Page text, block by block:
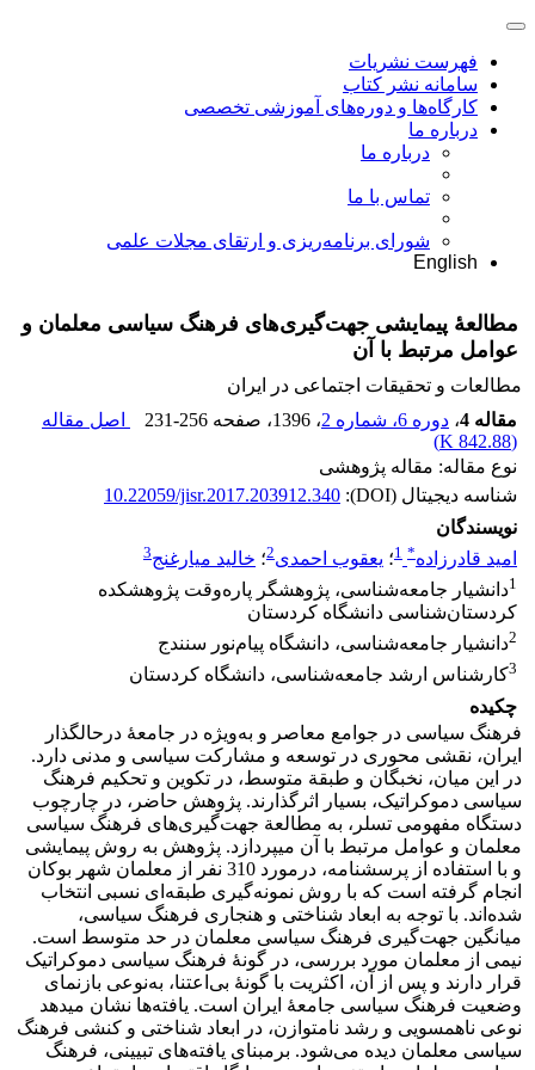
فهرست نشریات
سامانه نشر کتاب
کارگاه‌ها و دوره‌های آموزشی تخصصی
درباره ما
درباره ما
تماس با ما
شورای برنامه‌ریزی و ارتقای مجلات علمی
English
مطالعۀ پیمایشی جهت‌گیری‌های فرهنگ سیاسی معلمان و
عوامل مرتبط با آن
مطالعات و تحقیقات اجتماعی در ایران
مقاله 4
، دوره 6، شماره 2 ، 1396 ، صفحه 231-256
اصل مقاله
(
842.88 K
)
نوع مقاله: مقاله پژوهشی
شناسه دیجیتال (DOI):
10.22059/jisr.2017.203912.340
نویسندگان
امید قادرزاده*
1؛ یعقوب احمدی2؛ خالید میارغنج3
1دانشیار جامعه‌شناسی، پژوهشگر پاره‌وقت پژوهشکده
کردستان‌شناسی دانشگاه کردستان
2دانشیار جامعه‌شناسی، دانشگاه پیام‌نور سنندج
3کارشناس ارشد جامعه‌شناسی، دانشگاه کردستان
چکیده
فرهنگ سیاسی در جوامع معاصر و به‌ویژه در جامعۀ درحال­گذار
ایران، نقشی محوری در توسعه و مشارکت سیاسی و مدنی دارد.
در این میان، نخبگان و طبقة متوسط، در تکوین و تحکیم فرهنگ
سیاسی دموکراتیک، بسیار اثرگذارند. پژوهش حاضر، در چارچوب
دستگاه مفهومی تسلر، به مطالعة جهت‌گیری‌های فرهنگ سیاسی
معلمان و عوامل مرتبط با آن می­پردازد. پژوهش به روش پیمایشی
و با استفاده از پرسشنامه، درمورد 310 نفر از معلمان شهر بوکان
انجام گرفته است که با روش نمونه‌گیری طبقه‌ای نسبی انتخاب
شده‌اند. با توجه به ابعاد شناختی و هنجاری فرهنگ سیاسی،
میانگین جهت‌گیری فرهنگ سیاسی معلمان در حد متوسط است.
نیمی از معلمان مورد بررسی، در گونۀ فرهنگ سیاسی دموکراتیک
قرار دارند و پس از آن، اکثریت با گونۀ بی‌اعتنا، به‌نوعی بازنمای
وضعیت فرهنگ سیاسی جامعۀ ایران است. یافته‌ها نشان می­دهد
نوعی ناهمسویی و رشد نامتوازن، در ابعاد شناختی و کنشی فرهنگ
سیاسی معلمان دیده می‌شود. برمبنای یافته‌های تبیینی، فرهنگ